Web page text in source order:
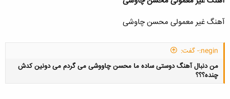
آهنگ غیر معمولی محسن چاوشی
negin:- گفت:
من دنبال آهنگ دوستی ساده ما محسن چاووشی می گردم می دونین کدش
چنده؟؟؟